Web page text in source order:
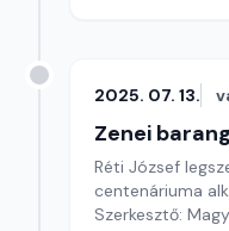
2025. 07. 13.
Zenei
Réti József
centenáriuma
Szerkesztő: